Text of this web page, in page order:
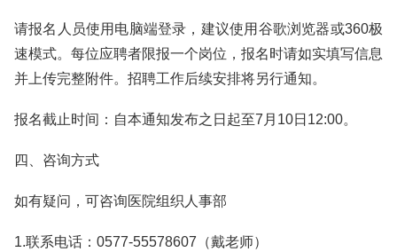
请报名人员使用电脑端登录，建议使用谷歌浏览器或360极
速模式。每位应聘者限报一个岗位，报名时请如实填写信息
并上传完整附件。招聘工作后续安排将另行通知。
报名截止时间：自本通知发布之日起至7月10日12:00。
四、咨询方式
如有疑问，可咨询医院组织人事部
1.联系电话：0577-55578607（戴老师）